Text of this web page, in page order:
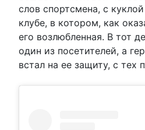
слов спортсмена, с
клубе, в котором, как
его возлюбленная. В тот
один из посетителей, а
встал на ее защиту, с тех